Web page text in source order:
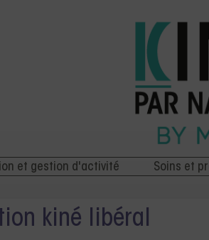
et gestion d'activité Soins et
kiné libéral